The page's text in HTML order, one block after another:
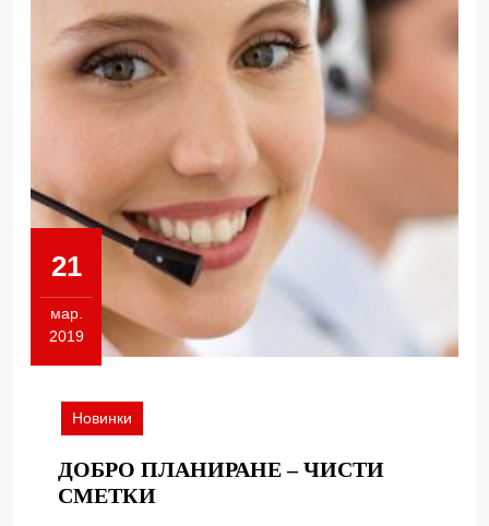
21
мар.
2019
21.03.2019
Новинки
ДОБРО ПЛАНИРАНЕ – ЧИСТИ
СМЕТКИДОБРО